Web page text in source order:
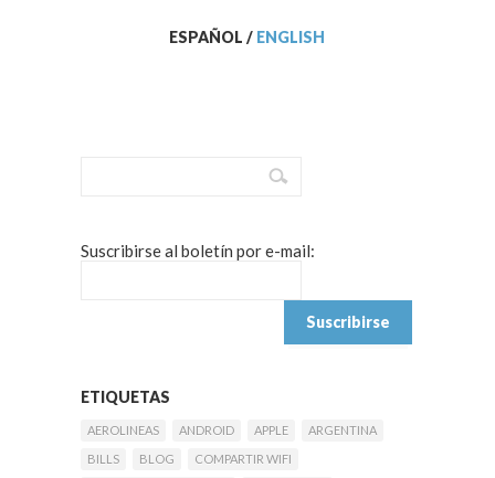
ESPAÑOL / ENGLISH
Suscribirse al boletín por e-mail:
ETIQUETAS
AEROLINEAS ANDROID APPLE
ARGENTINA
BILLS
BLOG
COMPARTIR WIFI